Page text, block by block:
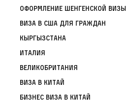
Оформление шенгенской визы
Виза в США для граждан
Кыргызстана
Италия
Великобритания
Виза в Китай
Бизнес виза в Китай